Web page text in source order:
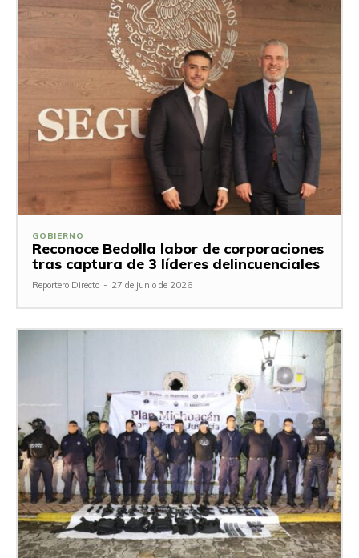
GOBIERNO
Reconoce Bedolla labor de corporaciones
tras captura de 3 líderes delincuenciales
Reportero Directo - 27 de junio de 2026